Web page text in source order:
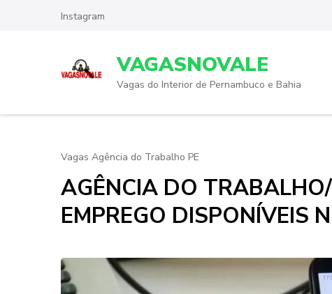
Instagram
VAGASNOVALE
Vagas do Interior de Pernambuco e Bahia
Vagas Agência do Trabalho PE
AGÊNCIA DO
EMPREGO DISPONÍVEIS